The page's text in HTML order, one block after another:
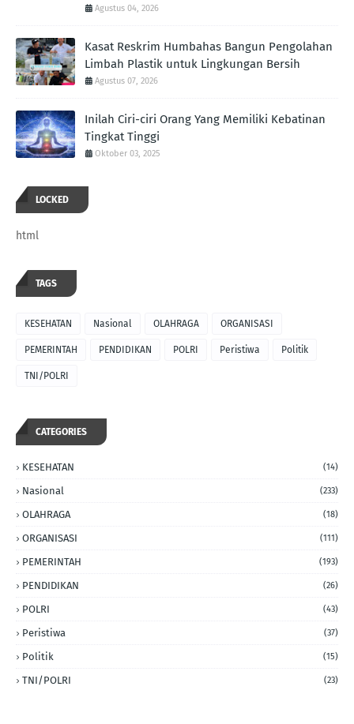
Agustus 04, 2026
Kasat Reskrim Humbahas Bangun Pengolahan
Limbah Plastik untuk Lingkungan Bersih
Agustus 07, 2026
Inilah Ciri-ciri Orang Yang Memiliki Kebatinan
Tingkat Tinggi
Oktober 03, 2025
LOCKED
html
TAGS
KESEHATAN Nasional OLAHRAGA ORGANISASI
PEMERINTAH PENDIDIKAN POLRI Peristiwa Politik
TNI/POLRI
CATEGORIES
KESEHATAN (14)
Nasional (233)
OLAHRAGA (18)
ORGANISASI (111)
PEMERINTAH (193)
PENDIDIKAN (26)
POLRI (43)
Peristiwa (37)
Politik (15)
TNI/POLRI (23)